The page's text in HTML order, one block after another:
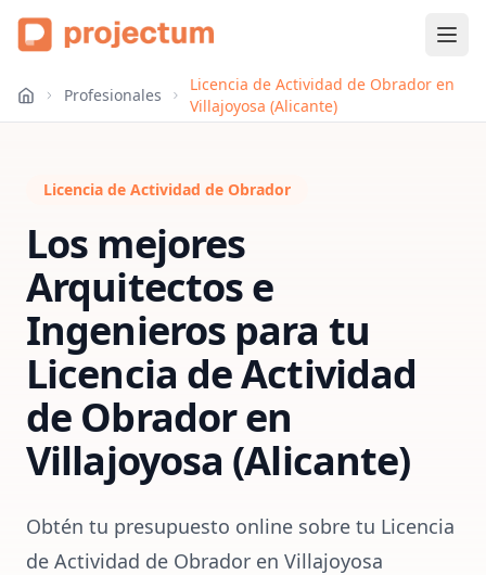
Profesionales
Licencia de Actividad de Obrador en
Villajoyosa (Alicante)
Licencia de Actividad de Obrador
Los mejores
Arquitectos e
Ingenieros para tu
Licencia de Actividad
de Obradoren
Villajoyosa (Alicante)
Obtén tu presupuesto online sobre tu Licencia
de Actividad de Obrador en Villajoyosa